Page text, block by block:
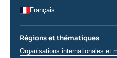
Français
Régions et thématiques
Thématiques
Organisations internationales et